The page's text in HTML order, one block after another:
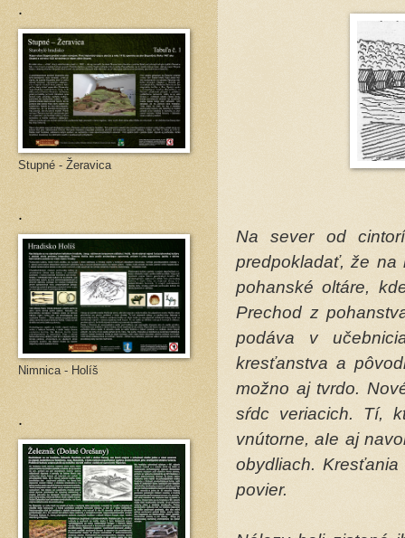
Na sever od
predpokladať, že na
pohanské oltáre,
Prechod z
podáva v
kresťanstva a
možno aj tvrdo.
sŕdc veriacich. Tí,
vnútorne, aIe aj
obydliach.
povier.
.
Stupné - Žeravica
.
Nimnica - Holíš
.